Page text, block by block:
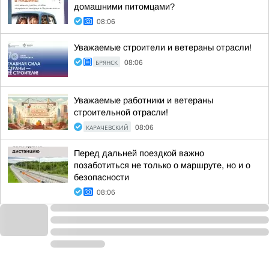
домашними питомцами?
08:06
Уважаемые строители и ветераны отрасли!
БРЯНСК 08:06
Уважаемые работники и ветераны
строительной отрасли!
КАРАЧЕВСКИЙ 08:06
Перед дальней поездкой важно
позаботиться не только о маршруте, но и о
безопасности
08:06